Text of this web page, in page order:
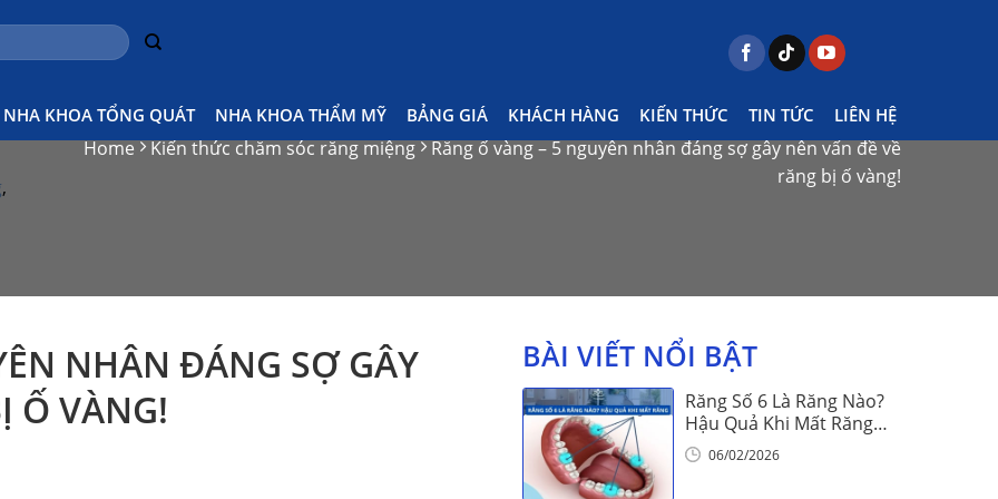
NHA KHOA TỔNG QUÁT NHA KHOA THẨM MỸ BẢNG GIÁ KHÁCH HÀNG KIẾN THỨC TIN TỨC LIÊN HỆ
,
Home Kiến thức chăm sóc răng miệng Răng ố vàng – 5 nguyên nhân đáng sợ gây nên vấn đề về
răng bị ố vàng!
NHÂN ĐÁNG SỢ GÂY
Ố VÀNG!
BÀI VIẾT NỔI BẬT
Răng Số 6 Là Răng Nào?
Hậu Quả Khi Mất Răng
Số 606/02/2026